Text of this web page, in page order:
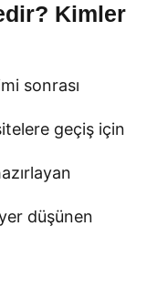
Kimler
sonrası
geçiş için
düşünen